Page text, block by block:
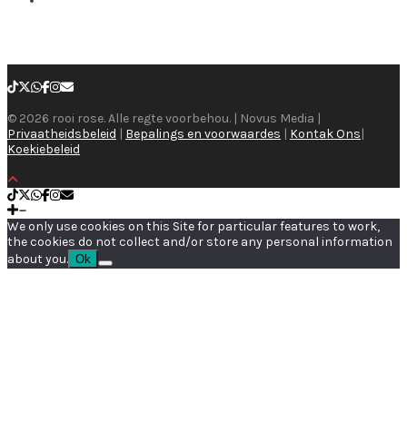
© 2026 rooi rose. Alle regte voorbehou. | Novus Media |
Privaatheidsbeleid | Bepalings en voorwaardes | Kontak Ons|
Koekiebeleid
We only use cookies on this Site for particular features to work,
the cookies do not collect and/or store any personal information
about you. Ok